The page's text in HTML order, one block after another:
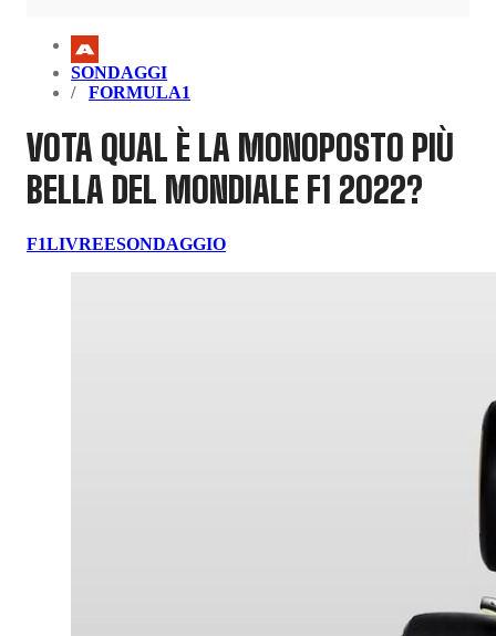
SONDAGGI
FORMULA1
VOTA QUAL È LA MONOPOSTO PIÙ
BELLA DEL MONDIALE F1 2022?
F1LIVREESONDAGGIO